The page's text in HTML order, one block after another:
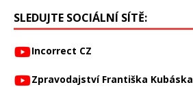
SLEDUJTE SOCIÁLNÍ SÍTĚ:
Incorrect CZ
Zpravodajství Františka Kubáska